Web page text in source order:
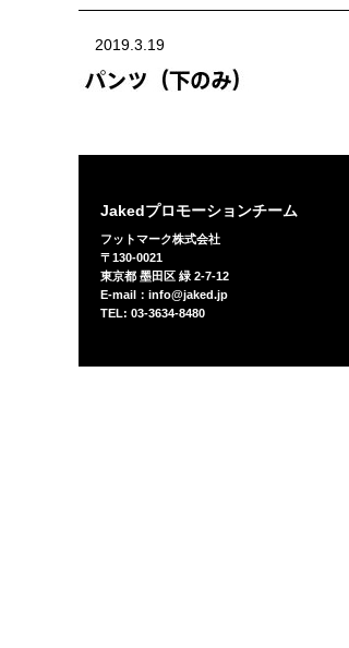
2019.3.19
Jakedプロモーションチーム
フットマーク株式会社
〒130-0021
東京都 墨田区 緑 2-7-12
E-mail：info@jaked.jp
TEL: 03-3634-8480